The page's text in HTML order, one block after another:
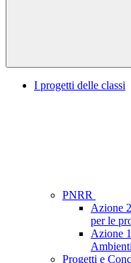
I progetti delle classi
PNRR
Azione
per le
Azione
Progetti e